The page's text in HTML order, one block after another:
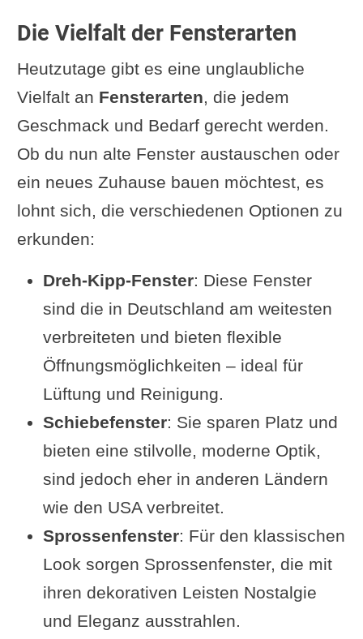
Die Vielfalt der Fensterarten
Heutzutage gibt es eine unglaubliche
Vielfalt an Fensterarten, die jedem
Geschmack und Bedarf gerecht werden.
Ob du nun alte Fenster austauschen oder
ein neues Zuhause bauen möchtest, es
lohnt sich, die verschiedenen Optionen zu
erkunden:
Dreh-Kipp-Fenster: Diese Fenster
sind die in Deutschland am weitesten
verbreiteten und bieten flexible
Öffnungsmöglichkeiten – ideal für
Lüftung und Reinigung.
Schiebefenster: Sie sparen Platz und
bieten eine stilvolle, moderne Optik,
sind jedoch eher in anderen Ländern
wie den USA verbreitet.
Sprossenfenster: Für den klassischen
Look sorgen Sprossenfenster, die mit
ihren dekorativen Leisten Nostalgie
und Eleganz ausstrahlen.